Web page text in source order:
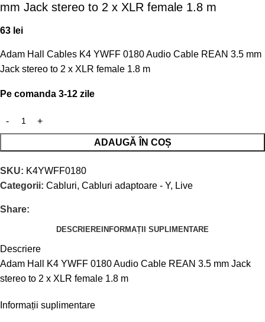
mm Jack stereo to 2 x XLR female 1.8 m
63 lei
Adam Hall Cables K4 YWFF 0180 Audio Cable REAN 3.5 mm
Jack stereo to 2 x XLR female 1.8 m
Pe comanda 3-12 zile
ADAUGĂ ÎN COȘ
SKU: K4YWFF0180
Categorii: Cabluri, Cabluri adaptoare - Y, Live
Share:
DESCRIEREINFORMAȚII SUPLIMENTARE
Descriere
Adam Hall K4 YWFF 0180 Audio Cable REAN 3.5 mm Jack
stereo to 2 x XLR female 1.8 m
Informații suplimentare